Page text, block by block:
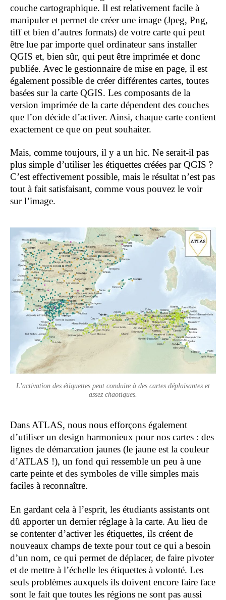
couche cartographique. Il est relativement facile à
manipuler et permet de créer une image (Jpeg, Png,
tiff et bien d’autres formats) de votre carte qui peut
être lue par importe quel ordinateur sans installer
QGIS et, bien sûr, qui peut être imprimée et donc
publiée. Avec le gestionnaire de mise en page, il est
également possible de créer différentes cartes, toutes
basées sur la carte QGIS. Les composants de la
version imprimée de la carte dépendent des couches
que l’on décide d’activer. Ainsi, chaque carte contient
exactement ce que on peut souhaiter.
Mais, comme toujours, il y a un hic. Ne serait-il pas
plus simple d’utiliser les étiquettes créées par QGIS ?
C’est effectivement possible, mais le résultat n’est pas
tout à fait satisfaisant, comme vous pouvez le voir
sur l’image.
L’activation des étiquettes peut conduire à des cartes déplaisantes et
assez chaotiques.
Dans ATLAS, nous nous efforçons également
d’utiliser un design harmonieux pour nos cartes : des
lignes de démarcation jaunes (le jaune est la couleur
d’ATLAS !), un fond qui ressemble un peu à une
carte peinte et des symboles de ville simples mais
faciles à reconnaître.
En gardant cela à l’esprit, les étudiants assistants ont
dû apporter un dernier réglage à la carte. Au lieu de
se contenter d’activer les étiquettes, ils créent de
nouveaux champs de texte pour tout ce qui a besoin
d’un nom, ce qui permet de déplacer, de faire pivoter
et de mettre à l’échelle les étiquettes à volonté. Les
seuls problèmes auxquels ils doivent encore faire face
sont le fait que toutes les régions ne sont pas aussi